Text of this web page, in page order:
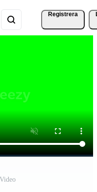
Registrera